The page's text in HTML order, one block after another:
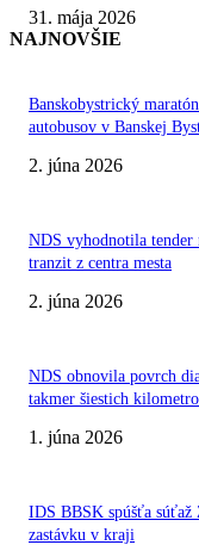
31. mája 2026
NAJNOVŠIE
Banskobystrický
autobusov v Banskej
2. júna 2026
NDS vyhodnotila
tranzit z centra mesta
2. júna 2026
NDS obnovila povrch
takmer šiestich
1. júna 2026
IDS BBSK spúšťa súťaž
zastávku v kraji